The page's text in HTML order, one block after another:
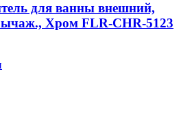
для ванны внешний,
Хром FLR-CHR-5123